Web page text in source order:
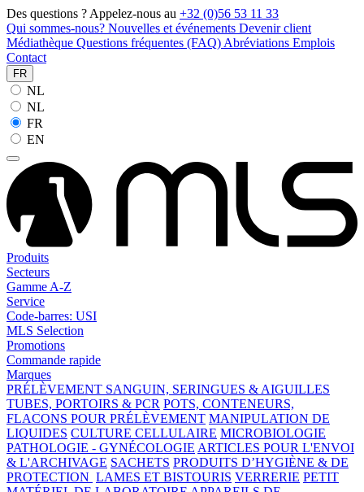
Des questions ? Appelez-nous au +32 (0)56 53 11 33
Qui sommes-nous? Nouvelles et événements Devenir client
Médiathèque Questions fréquentes (FAQ) Abréviations Emplois
Contact
FR
NL
NL
FR
EN
Produits
Secteurs
Gamme A-Z
Service
Code-barres: USI
MLS Selection
Promotions
Commande rapide
Marques
PRÉLÈVEMENT SANGUIN, SERINGUES & AIGUILLES
TUBES, PORTOIRS & PCR POTS, CONTENEURS,
FLACONS POUR PRÉLÈVEMENT MANIPULATION DE
LIQUIDES CULTURE CELLULAIRE MICROBIOLOGIE
PATHOLOGIE - GYNÉCOLOGIE ARTICLES POUR L'ENVOI
& L'ARCHIVAGE SACHETS PRODUITS D’HYGIÈNE & DE
PROTECTION LAMES ET BISTOURIS VERRERIE PETIT